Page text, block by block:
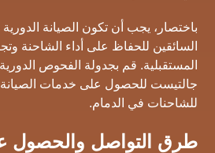
باختصار، يجب أن تكون الصيانة
السائقين للحفاظ على أداء الشاحنة
المستقبلية. قم بجدولة الفحوص
جالتيست للحصول على خدمات
للشاحنات في الدمام.
طرق التواصل والحصول